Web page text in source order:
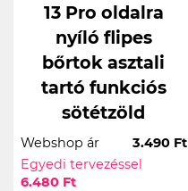
13 Pro oldalra
nyíló flipes
bőrtok asztali
tartó funkciós
sötétzöld
Webshop ár
3.490 Ft
Egyedi tervezéssel
6.480 Ft